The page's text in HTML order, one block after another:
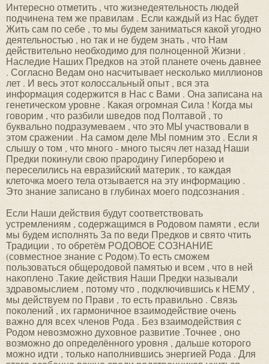
Интересно отметить , что жизнедеятельность людей
подчинена тем же правилам . Если каждый из Нас будет
Жить сам по себе , то мы будем заниматься какой угодно
деятельностью , но так и не будем знать , что Нам
действительно необходимо для полноценной Жизни .
Наследие Наших Предков на этой планете очень давнее
. Согласно Ведам оно насчитывает несколько миллионов
лет . И весь этот колоссальный опыт , вся эта
информация содержится в Нас с Вами . Она записана на
генетическом уровне . Какая огромная Сила ! Когда мы
говорим , что разбили шведов под Полтавой , то
буквально подразумеваем , что это МЫ участвовали в
этом сражении . На самом деле МЫ помним это . Если я
слышу о том , что много - много тысяч лет назад Наши
Предки покинули свою прародину Гиперборею и
переселились на евразийский материк , то каждая
клеточка моего тела отзывается на эту информацию .
Это знание записано в глубинах моего подсознания .
Если Наши действия будут соответствовать
устремлениям , содержащимся в Родовом памяти , если
мы будем исполнять За по веди Предков и свято чтить
Традиции , то обретём РОДОВОЕ СОЗНАНИЕ
(совместное знание с Родом).То есть сможем
пользоваться общеродовой памятью и всем , что в ней
накоплено .Такие действия Наши Предки называли
здравомыслием , потому что , подключившись к НЕМУ ,
мы действуем по Прави , то есть правильно . Связь
поколений , их гармоничное взаимодействие очень
важно для всех членов Рода . Без взаимодействия с
Родом невозможно духовное развитие .Точнее , оно
возможно до определённого уровня , дальше которого
можно идти , только наполнившись энергией Рода . Для